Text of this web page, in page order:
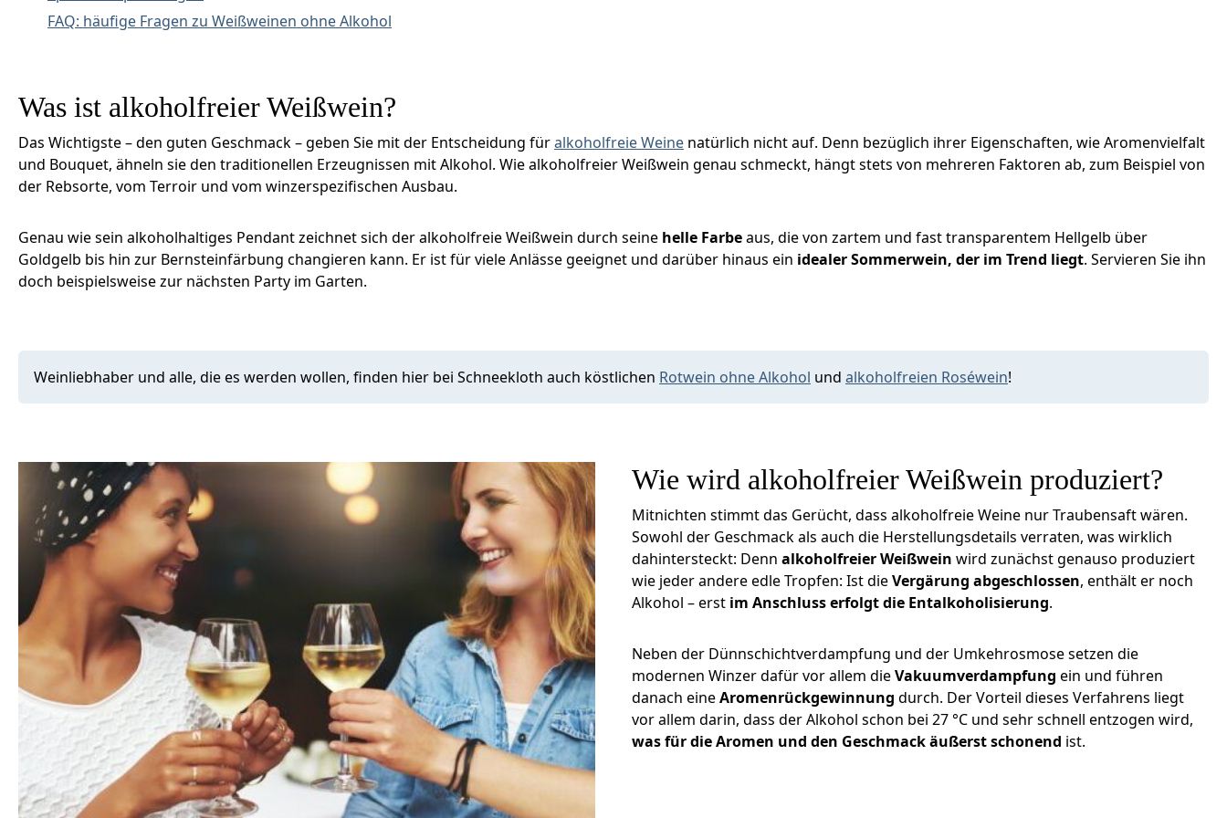
FAQ: häufige Fragen zu Weißweinen ohne Alkohol
Was ist alkoholfreier Weißwein?
Das Wichtigste – den guten Geschmack – geben Sie mit der Entscheidung füralkoholfreie Weine natürlich nicht auf. Denn bezüglich ihrer Eigenschaften, wie Aromenvielfalt
und Bouquet, ähneln sie den traditionellen Erzeugnissen mit Alkohol. Wie alkoholfreier Weißwein genau schmeckt, hängt stets von mehreren Faktoren ab, zum Beispiel von
der Rebsorte, vom Terroir und vom winzerspezifischen Ausbau.
Genau wie sein alkoholhaltiges Pendant zeichnet sich der alkoholfreie Weißwein durch seine helle Farbeaus, die von zartem und fast transparentem Hellgelb über
Goldgelb bis hin zur Bernsteinfärbung changieren kann. Er ist für viele Anlässe geeignet und darüber hinaus ein idealer Sommerwein, der im Trend liegt. Servieren Sie ihn
doch beispielsweise zur nächsten Party im Garten.
Weinliebhaber und alle, die es werden wollen, finden hier bei Schneekloth auch köstlichen Rotwein ohne Alkohol und alkoholfreien Roséwein!
Wie wird alkoholfreier Weißwein produziert?
Mitnichten stimmt das Gerücht, dass alkoholfreie Weine nur Traubensaft wären.
Sowohl der Geschmack als auch die Herstellungsdetails verraten, was wirklich
dahintersteckt: Denn alkoholfreier Weißwein wird zunächst genauso produziert
wie jeder andere edle Tropfen: Ist dieVergärung abgeschlossen, enthält er noch
Alkohol – erst im Anschluss erfolgt die Entalkoholisierung.
Neben der Dünnschichtverdampfung und der Umkehrosmose setzen die
modernen Winzer dafür vor allem dieVakuumverdampfung ein und führen
danach eineAromenrückgewinnung durch. Der Vorteil dieses Verfahrens liegt
vor allem darin, dass der Alkohol schon bei 27 °C und sehr schnell entzogen wird,
was für die Aromen und den Geschmack äußerst schonend ist.